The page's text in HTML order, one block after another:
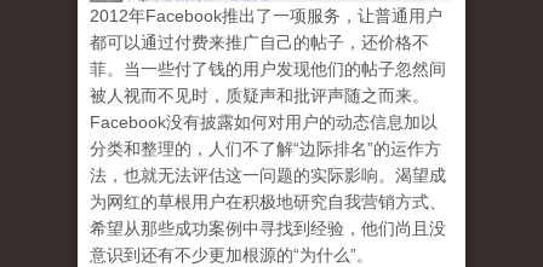
2012年Facebook推出了一项服务，让普通用户
都可以通过付费来推广自己的帖子，还价格不
菲。当一些付了钱的用户发现他们的帖子忽然间
被人视而不见时，质疑声和批评声随之而来。
Facebook没有披露如何对用户的动态信息加以
分类和整理的，人们不了解“边际排名”的运作方
法，也就无法评估这一问题的实际影响。渴望成
为网红的草根用户在积极地研究自我营销方式、
希望从那些成功案例中寻找到经验，他们尚且没
意识到 还有不少更加根源的“为什么”。